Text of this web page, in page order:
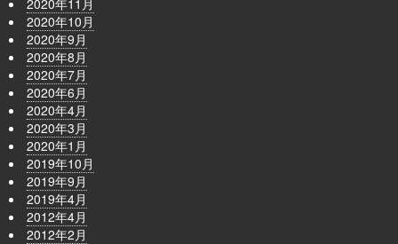
2020年10月
2020年9月
2020年8月
2020年7月
2020年6月
2020年4月
2020年3月
2020年1月
2019年10月
2019年9月
2019年4月
2012年4月
2012年2月